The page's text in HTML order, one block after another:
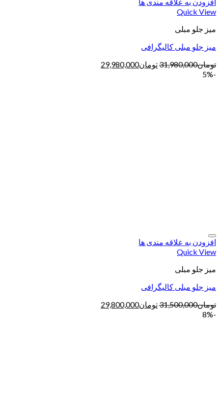
Quick View
میز جلو مبلی
میز جلو مبلی کالیگرافی
تومان31,980,000تومان29,980,000
-5%
افزودن به علاقه مندی ها
Quick View
میز جلو مبلی
میز جلو مبلی کالیگرافی
تومان31,500,000تومان29,800,000
-8%